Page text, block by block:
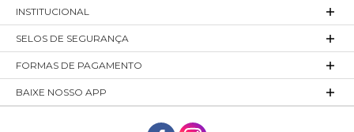
INSTITUCIONAL
SELOS DE SEGURANÇA
FORMAS DE PAGAMENTO
BAIXE NOSSO APP